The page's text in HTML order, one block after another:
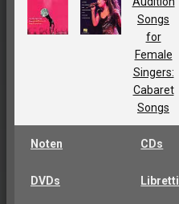
Noten CDs
DVDs Libretti